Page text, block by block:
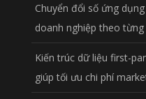
Chuyển đổi số ứng
doanh nghiệp theo
Kiến trúc dữ liệu first-
giúp tối ưu chi phí